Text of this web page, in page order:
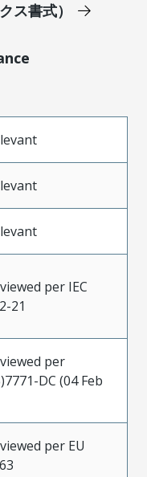
ス書式）
per IEC
21
per
DC (04 Feb
per EU